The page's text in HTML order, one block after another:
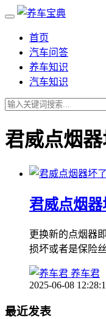
首页
汽车问答
养车知识
汽车知识
君威点烟
君威点烟
更换新的点烟器
损坏或者是保险
养车君
2025-06-08
最近发表